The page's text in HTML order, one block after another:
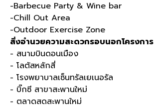
-Barbecue Party & Wine bar
-Chill Out Area
-Outdoor Exercise Zone
สิ่งอำนวยความสะดวกรอบนอกโครงการ
- สนามบินดอนเมือง
- โลตัสหลักสี่
- โรงพยาบาลเซ็นทรัลเยเนอรัล
- บิ๊กซี สาขาสะพานใหม่
- ตลาดสดสะพานใหม่